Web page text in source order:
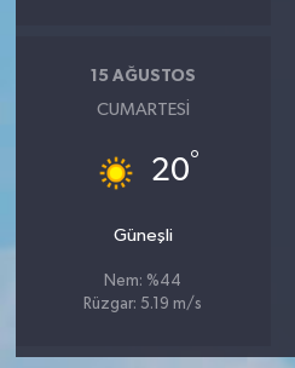
15 AĞUSTOS
CUMARTESI
20°
Güneşli
Nem: %44
Rüzgar: 5.19 m/s